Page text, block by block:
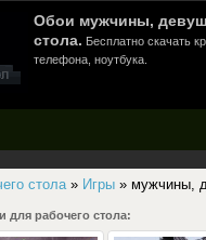
Обои мужчины,
стола. Бесплатно скачать
телефона, ноутбука.
стола» Игры » мужчины,
для рабочего стола: